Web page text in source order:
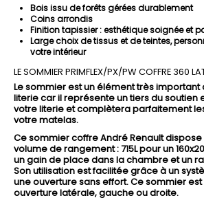
Bois issu de forêts gérées durablement
Coins arrondis
Finition tapissier : esthétique soignée et
Large choix de tissus et de teintes,
votre intérieur
LE SOMMIER PRIMFLEX/PX/PW COFFRE 360
Le sommier est un élément très important
literie car il représente un tiers du soutien
votre literie et complètera parfaitement
votre matelas.
Ce sommier coffre André Renault
volume de rangement : 715L pour un
un gain de place dans la chambre et un
Son utilisation est facilitée grâce à un
une ouverture sans effort. Ce sommier
ouverture latérale, gauche ou droite.